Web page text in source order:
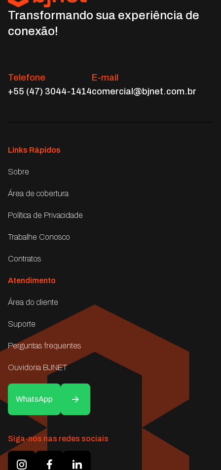
Transformando sua experiência de
conexão!
Telefone
+55 (47) 3044-1414
E-mail
comercial@bjnet.com.br
Links Rápidos
Sobre
Área de cobertura
Política de Privacidade
Trabalhe Conosco
Contratos
Atendimento
Área do cliente
Suporte
Perguntas frequentes
Ouvidoria BJNET
WhatsApp
Siga-nos nas redes sociais